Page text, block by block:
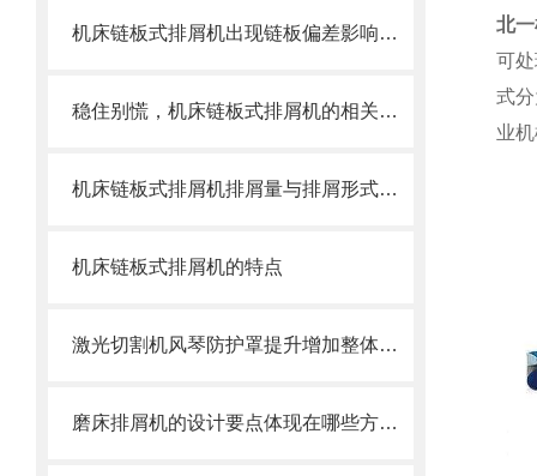
机床链板式排屑机出现链板偏差影响效率了怎么办？
稳住别慌，机床链板式排屑机的相关信息马上来
机床链板式排屑机排屑量与排屑形式有很大关系
机床链板式排屑机的特点
激光切割机风琴防护罩提升增加整体机床的价值
磨床排屑机的设计要点体现在哪些方面？
北
可
式
业